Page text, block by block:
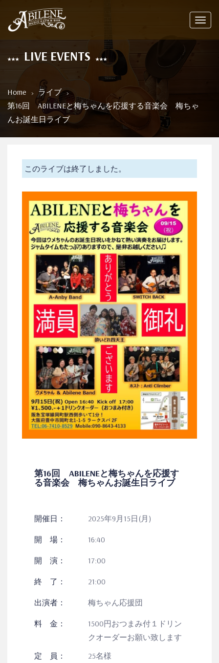
LIVE EVENTS
Home
ライブ
第16回 ABILENEと梅ちゃんを応援する音楽会 梅ちゃ
んお誕生日ライブ
このライブは終了しました。
第16回 ABILENEと梅ちゃんを応援す
る音楽会 梅ちゃんお誕生日ライブ
開催日： 2025年9月15日(月)
開 場： 16:40
開 演： 17:00
終 了： 21:00
出演者： 梅ちゃん応援団
料 金：
1500円おつまみ付１ドリン
クオーダーお願い致します
定 員：
25名様